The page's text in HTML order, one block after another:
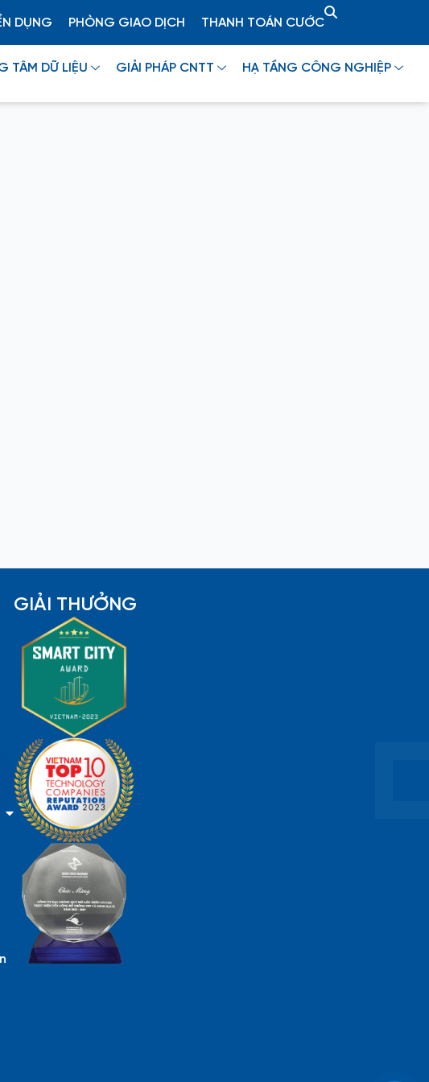
DỤNG PHÒNG GIAO DỊCH THANH TOÁN CƯỚC
TÂM DỮ LIỆU GIẢI PHÁP CNTT HẠ TẦNG CÔNG NGHIỆP
GIẢI THƯỞNG